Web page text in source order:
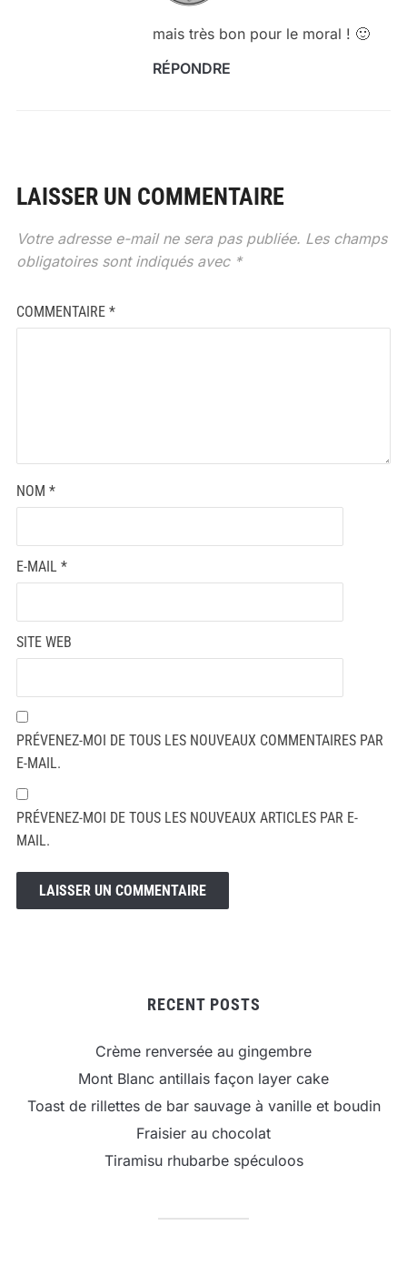
mais très bon pour le moral ! 🙂
RÉPONDRE
LAISSER UN COMMENTAIRE
Votre adresse e-mail ne sera pas publiée. Les champs
obligatoires sont indiqués avec *
COMMENTAIRE *
NOM *
E-MAIL *
SITE WEB
PRÉVENEZ-MOI DE TOUS LES NOUVEAUX COMMENTAIRES PAR
E-MAIL.
PRÉVENEZ-MOI DE TOUS LES NOUVEAUX ARTICLES PAR E-
MAIL.
RECENT POSTS
Crème renversée au gingembre
Mont Blanc antillais façon layer cake
Toast de rillettes de bar sauvage à vanille et boudin
Fraisier au chocolat
Tiramisu rhubarbe spéculoos